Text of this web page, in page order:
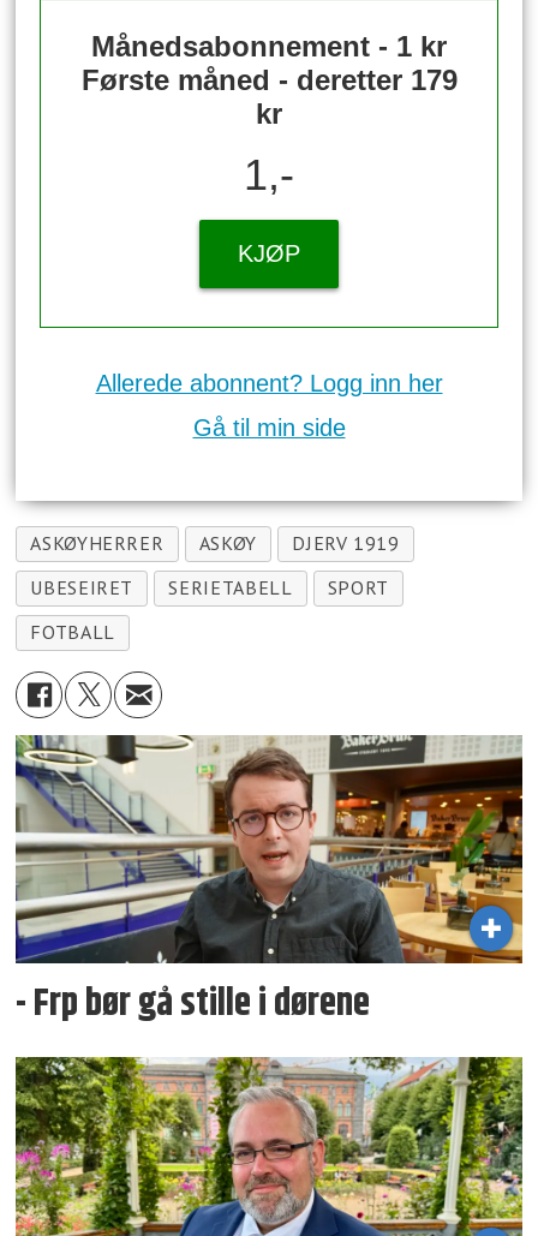
Månedsabonnement - 1 kr
Første måned - deretter 179
kr
1,-
KJØP
Allerede abonnent? Logg inn her
Gå til min side
ASKØYHERRER ASKØY
DJERV 1919
UBESEIRET
SERIETABELL
SPORT
FOTBALL
- Frp bør gå stille i dørene